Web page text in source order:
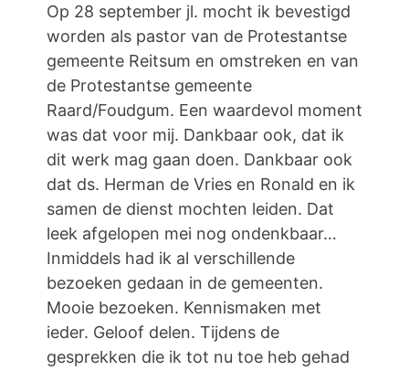
Op 28 september jl. mocht ik bevestigd
worden als pastor van de Protestantse
gemeente Reitsum en omstreken en van
de Protestantse gemeente
Raard/Foudgum. Een waardevol moment
was dat voor mij. Dankbaar ook, dat ik
dit werk mag gaan doen. Dankbaar ook
dat ds. Herman de Vries en Ronald en ik
samen de dienst mochten leiden. Dat
leek afgelopen mei nog ondenkbaar…
Inmiddels had ik al verschillende
bezoeken gedaan in de gemeenten.
Mooie bezoeken. Kennismaken met
ieder. Geloof delen. Tijdens de
gesprekken die ik tot nu toe heb gehad